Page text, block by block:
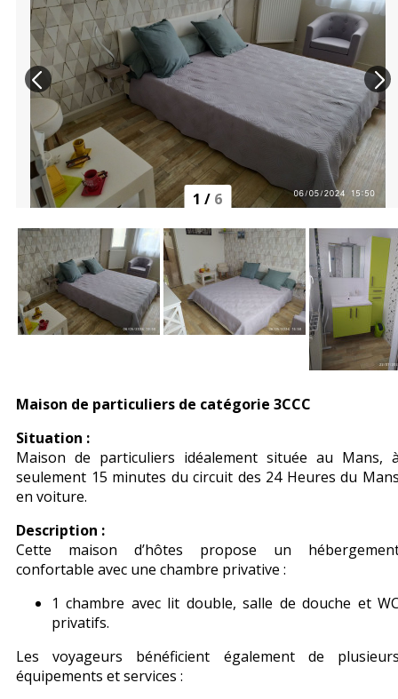
1 / 6
Maison de particuliers de catégorie 3CCC
Situation :
Maison de particuliers idéalement située au Mans,
seulement 15 minutes du circuit des 24 Heures du
en voiture.
Description :
Cette maison d’hôtes propose un
confortable avec une chambre privative :
1 chambre avec lit double, salle de douche et
privatifs.
Les voyageurs bénéficient également de
équipements et services :